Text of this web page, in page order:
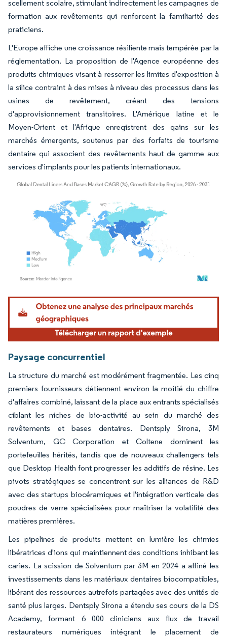
scellement scolaire, stimulant indirectement les campagnes de
formation aux revêtements qui renforcent la familiarité des
praticiens.
L'Europe affiche une croissance résiliente mais tempérée par la
réglementation. La proposition de l'Agence européenne des
produits chimiques visant à resserrer les limites d'exposition à
la silice contraint à des mises à niveau des processus dans les
usines de revêtement, créant des tensions
d'approvisionnement transitoires. L'Amérique latine et le
Moyen-Orient et l'Afrique enregistrent des gains sur les
marchés émergents, soutenus par des forfaits de tourisme
dentaire qui associent des revêtements haut de gamme aux
services d'implants pour les patients internationaux.
Image © Mordor Intelligence. La réutilisation nécessite une attribution sous CC BY
Paysage concurrentiel
La structure du marché est modérément fragmentée. Les cinq
premiers fournisseurs détiennent environ la moitié du chiffre
d'affaires combiné, laissant de la place aux entrants spécialisés
ciblant les niches de bio-activité au sein du marché des
revêtements et bases dentaires. Dentsply Sirona, 3M
Solventum, GC Corporation et Coltene dominent les
portefeuilles hérités, tandis que de nouveaux challengers tels
que Desktop Health font progresser les additifs de résine. Les
pivots stratégiques se concentrent sur les alliances de R&D
avec des startups biocéramiques et l'intégration verticale des
poudres de verre spécialisées pour maîtriser la volatilité des
matières premières.
Les pipelines de produits mettent en lumière les chimies
libératrices d'ions qui maintiennent des conditions inhibant les
caries. La scission de Solventum par 3M en 2024 a affiné les
investissements dans les matériaux dentaires biocompatibles,
libérant des ressources autrefois partagées avec des unités de
santé plus larges. Dentsply Sirona a étendu ses cours de la DS
Academy, formant 6 000 cliniciens aux flux de travail
restaurateurs numériques intégrant le placement de